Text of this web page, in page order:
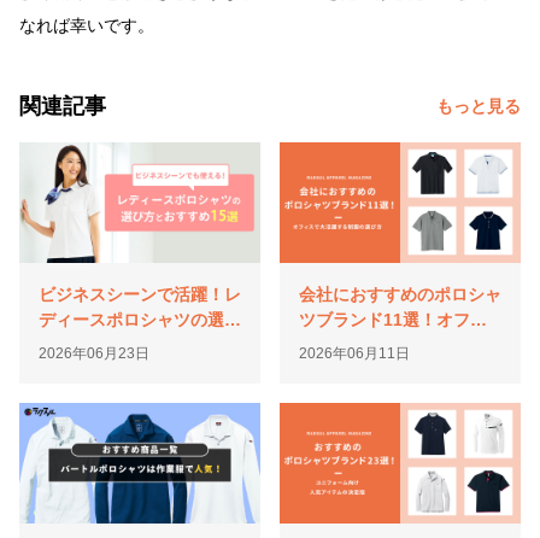
なれば幸いです。
関連記事 もっと見る
ビジネスシーンで活躍！レ
ディースポロシャツの選び
方とおすすめを紹介
2026年06月23日
会社におすすめのポロシャ
ツブランド11選！オフィ
スで大活躍する制服の選び
2026年06月11日